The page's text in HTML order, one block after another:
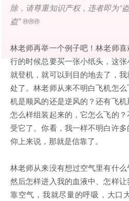
除，请尊重知识产权，违者即为“
盗” ®®®
林老师再举一个例子吧！林老师
行的时候总要买一张小纸头，这
就登机，就可以到目的地去了，
处了。林老师从来不明白飞机怎
机是顺风的还是逆风的？还有飞
怎么样组装起来的，它怎么飞的
受它了。你看，我一样不明白许
仰上来说，那就是信靠了。
林老师从来没有想过空气里有什么
然后怎样进入我的血液中、怎样
靠空气，我就尽量的呼吸，大口